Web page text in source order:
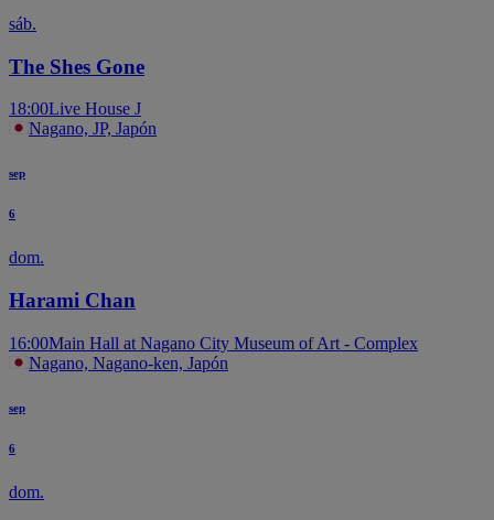
sáb.
The Shes Gone
18:00Live House J
Nagano, JP, Japón
sep
6
dom.
Harami Chan
16:00Main Hall at Nagano City Museum of Art - Complex
Nagano, Nagano-ken, Japón
sep
6
dom.